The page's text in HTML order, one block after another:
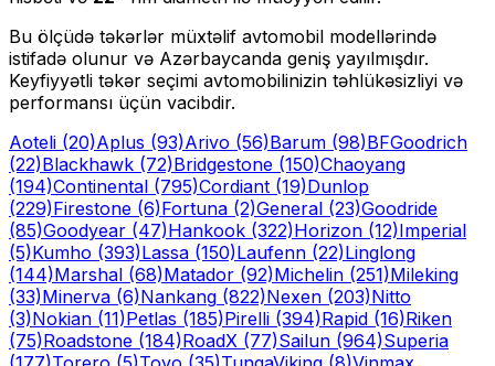
Bu ölçüdə təkərlər müxtəlif avtomobil modellərində
istifadə olunur və Azərbaycanda geniş yayılmışdır.
Keyfiyyətli təkər seçimi avtomobilinizin təhlükəsizliyi və
performansı üçün vacibdir.
Aoteli (20)Aplus (93)Arivo (56)Barum (98)BFGoodrich
(22)Blackhawk (72)Bridgestone (150)Chaoyang
(194)Continental (795)Cordiant (19)Dunlop
(229)Firestone (6)Fortuna (2)General (23)Goodride
(85)Goodyear (47)Hankook (322)Horizon (12)Imperial
(5)Kumho (393)Lassa (150)Laufenn (22)Linglong
(144)Marshal (68)Matador (92)Michelin (251)Mileking
(33)Minerva (6)Nankang (822)Nexen (203)Nitto
(3)Nokian (11)Petlas (185)Pirelli (394)Rapid (16)Riken
(75)Roadstone (184)RoadX (77)Sailun (964)Superia